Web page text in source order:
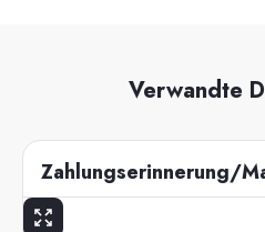
Verwandte
Zahlungserinnerung/